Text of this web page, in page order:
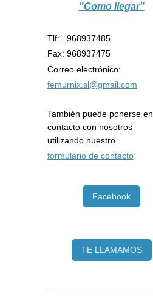
"Como llegar"
Tlf: 968937485
Fax: 968937475
Correo electrónico:
femurnix.sl@gmail.com
También puede ponerse en
contacto con nosotros
utilizando nuestro
formulario de contacto
Facebook
TE LLAMAMOS